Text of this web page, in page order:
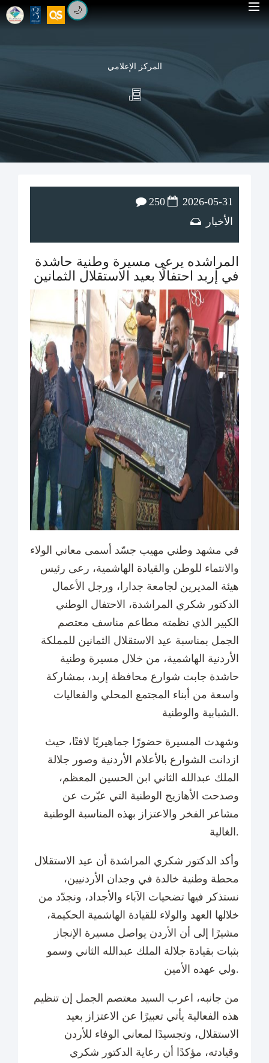
🌙
المركز الإعلامي
2026-05-31
الأخبار
250
المراشده يرعى مسيرة وطنية حاشدة
في إربد احتفالًا بعيد الاستقلال الثمانين
في مشهد وطني مهيب جسّد أسمى معاني الولاء
والانتماء للوطن والقيادة الهاشمية، رعى رئيس
هيئة المديرين لجامعة جدارا، ورجل الأعمال
الدكتور شكري المراشدة، الاحتفال الوطني
الكبير الذي نظمته مطاعم مناسف معتصم
الجمل بمناسبة عيد الاستقلال الثمانين للمملكة
الأردنية الهاشمية، من خلال مسيرة وطنية
حاشدة جابت شوارع محافظة إربد، بمشاركة
واسعة من أبناء المجتمع المحلي والفعاليات
الشبابية والوطنية.
وشهدت المسيرة حضورًا جماهيريًا لافتًا، حيث
ازدانت الشوارع بالأعلام الأردنية وصور جلالة
الملك عبدالله الثاني ابن الحسين المعظم،
وصدحت الأهازيج الوطنية التي عبّرت عن
مشاعر الفخر والاعتزاز بهذه المناسبة الوطنية
الغالية.
وأكد الدكتور شكري المراشدة أن عيد الاستقلال
محطة وطنية خالدة في وجدان الأردنيين،
نستذكر فيها تضحيات الآباء والأجداد، ونجدّد من
خلالها العهد والولاء للقيادة الهاشمية الحكيمة،
مشيرًا إلى أن الأردن يواصل مسيرة الإنجاز
بثبات بقيادة جلالة الملك عبدالله الثاني وسمو
ولي عهده الأمين.
من جانبه، اعرب السيد معتصم الجمل إن تنظيم
هذه الفعالية يأتي تعبيرًا عن الاعتزاز بعيد
الاستقلال، وتجسيدًا لمعاني الوفاء للأردن
وقيادته، مؤكدًا أن رعاية الدكتور شكري